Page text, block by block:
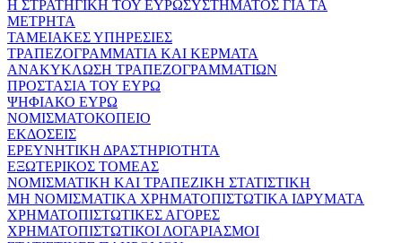
Η ΣΤΡΑΤΗΓΙΚΗ ΤΟΥ ΕΥΡΩΣΥΣΤΗΜΑΤΟΣ ΓΙΑ ΤΑ
ΜΕΤΡΗΤΑ
ΤΑΜΕΙΑΚΕΣ ΥΠΗΡΕΣΙΕΣ
ΤΡΑΠΕΖΟΓΡΑΜΜΑΤΙΑ ΚΑΙ ΚΕΡΜΑΤΑ
ΑΝΑΚΥΚΛΩΣΗ ΤΡΑΠΕΖΟΓΡΑΜΜΑΤΙΩΝ
ΠΡΟΣΤΑΣΙΑ ΤΟΥ ΕΥΡΩ
ΨΗΦΙΑΚΟ ΕΥΡΩ
ΝΟΜΙΣΜΑΤΟΚΟΠΕΙΟ
ΕΚΔΟΣΕΙΣ
ΕΡΕΥΝΗΤΙΚΗ ΔΡΑΣΤΗΡΙΟΤΗΤΑ
ΕΞΩΤΕΡΙΚΟΣ ΤΟΜΕΑΣ
ΝΟΜΙΣΜΑΤΙΚΗ ΚΑΙ ΤΡΑΠΕΖΙΚΗ ΣΤΑΤΙΣΤΙΚΗ
ΜΗ ΝΟΜΙΣΜΑΤΙΚΑ ΧΡΗΜΑΤΟΠΙΣΤΩΤΙΚΑ ΙΔΡΥΜΑΤΑ
ΧΡΗΜΑΤΟΠΙΣΤΩΤΙΚΕΣ ΑΓΟΡΕΣ
ΧΡΗΜΑΤΟΠΙΣΤΩΤΙΚΟΙ ΛΟΓΑΡΙΑΣΜΟΙ